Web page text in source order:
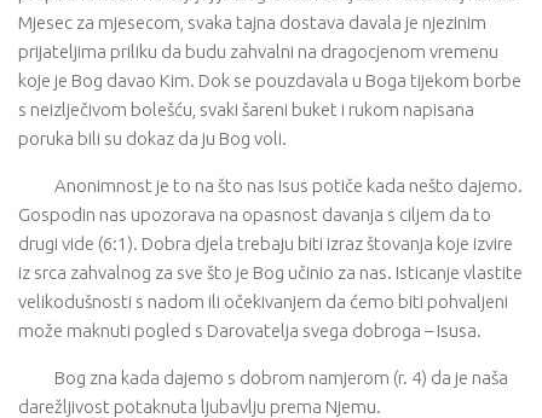
Mjesec za mjesecom, svaka tajna dostava davala je njezinim
prijateljima priliku da budu zahvalni na dragocjenom vremenu
koje je Bog davao Kim. Dok se pouzdavala u Boga tijekom borbe
s neizlječivom bolešću, svaki šareni buket i rukom napisana
poruka bili su dokaz da ju Bog voli.
Anonimnost je to na što nas Isus potiče kada nešto dajemo.
Gospodin nas upozorava na opasnost davanja s ciljem da to
drugi vide (6:1). Dobra djela trebaju biti izraz štovanja koje izvire
iz srca zahvalnog za sve što je Bog učinio za nas. Isticanje vlastite
velikodušnosti s nadom ili očekivanjem da ćemo biti pohvaljeni
može maknuti pogled s Darovatelja svega dobroga – Isusa.
Bog zna kada dajemo s dobrom namjerom (r. 4) da je naša
darežljivost potaknuta ljubavlju prema Njemu.